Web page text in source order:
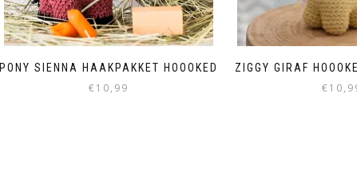
PONY SIENNA HAAKPAKKET HOOOKED
€10,99
ZIGGY GIRAF
€